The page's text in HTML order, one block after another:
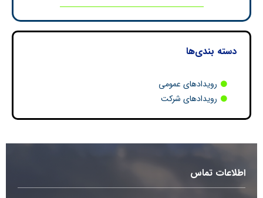
دسته بندی‌ها
رویدادهای عمومی
رویدادهای شرکت
اطلاعات تماس